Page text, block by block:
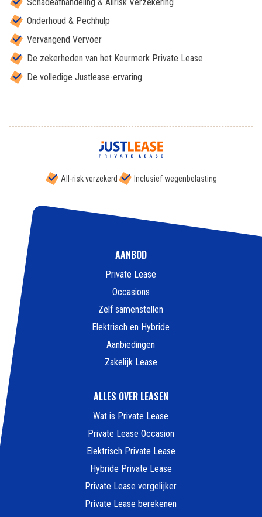
Onderhoud & Pechhulp
Vervangend Vervoer
De zekerheden van het Keurmerk Private Lease
De volledige Justlease-ervaring
All-risk verzekerd Inclusief wegenbelasting
AANBOD
Private Lease
Occasions
Zelf samenstellen
Elektrisch en Hybride
Aanbiedingen
Zakelijk Lease
ALLES OVER LEASEN
Wat is Private Lease
Private Lease Occasion
Elektrisch Private Lease
Hybride Private Lease
Private Lease vergelijker
Private Lease berekenen